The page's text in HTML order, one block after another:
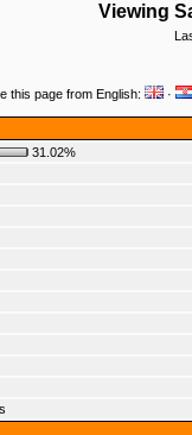
Viewing
this page from English: ·
31.02%